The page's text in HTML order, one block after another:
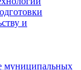
и
муниципальных